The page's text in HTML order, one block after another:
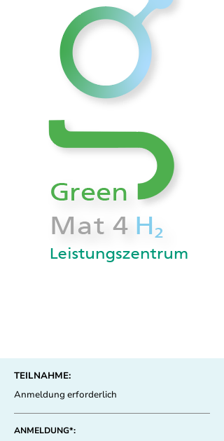
TEILNAHME:
Anmeldung erforderlich
ANMELDUNG*: